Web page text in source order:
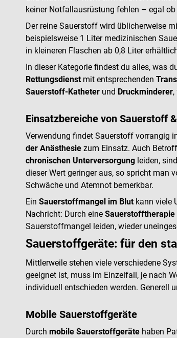
keiner Notfallausrüstung fehlen – egal
Der reine Sauerstoff wird üblicherweise
beispielsweise 1 Liter medizinischen
in kleineren Flaschen ab 0,8 Liter
In dieser Kategorie findest du alles, was
Rettungsdienst mit entsprechenden
Sauerstoff-Katheter und Druckminderer
Einsatzbereiche von Sauerstoff
Verwendung findet Sauerstoff vorrangig
der Anästhesie zum Einsatz. Auch
chronischen Unterversorgung leiden,
dieser Wert geringer aus, so spricht man
Schwäche und Atemnot bemerkbar.
Ein Sauerstoffmangel im Blut kann viele
Nachricht: Durch eine Sauerstofftherapie
Sauerstoffmangel leiden, wieder
Sauerstoffgeräte: für den
Mittlerweile stehen viele verschiedene
geeignet ist, muss im Einzelfall, je nach
individuell entschieden werden. Generell
Mobile Sauerstoffgeräte
Durch mobile Sauerstoffgeräte haben